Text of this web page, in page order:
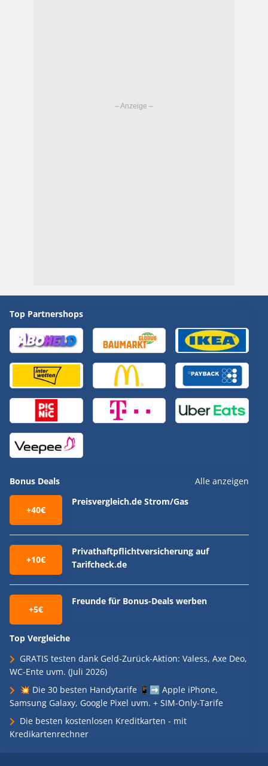
Top Partnershops
Bonus Deals Alle anzeigen
+40€
Preisvergleich.de Strom/Gas
+10€
Privathaftpflichtversicherung auf
Tarifcheck.de
+5€
Freunde für Bonus-Deals werben
Top Vergleiche
GRATIS testen dank Geld-Zurück-Aktion: Valess, Axe Deo,
WC-Ente uvm. (Juli 2026)
💥 Die 30 besten Handytarife 📱➡️ Apple iPhone,
Samsung Galaxy, Google Pixel uvm. + SIM-Only-Tarife
Die besten kostenlosen Kreditkarten - mit
Kredikartenrechner